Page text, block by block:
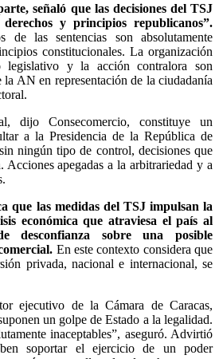
señaló que las decisiones del TSJ
y principios republicanos”.
las sentencias son absolutamente
constitucionales. La organización
legislativo y la acción contralora son
la AN en representación de la ciudadanía
dijo Consecomercio, constituye un
a la Presidencia de la República de
ningún tipo de control, decisiones que
Acciones apegadas a la arbitrariedad y a
que las medidas del TSJ impulsan la
económica que atraviesa el país al
desconfianza sobre una posible
En este contexto considera que
privada, nacional e internacional, se
ejecutivo de la Cámara de Caracas,
un golpe de Estado a la legalidad.
inaceptables”, aseguró. Advirtió
soportar el ejercicio de un poder